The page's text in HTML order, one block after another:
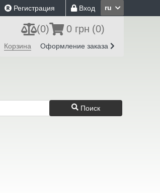
ru
Вход
Регистрация
(0) 0 грн (0)
Корзина Оформление заказа
Поиск